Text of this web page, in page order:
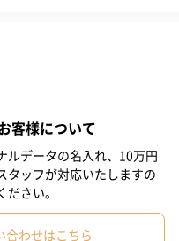
ントを探している人にお
客様について
ルデータの名入れ、10万円
タッフが対応いたしますの
さい。
合わせはこちら